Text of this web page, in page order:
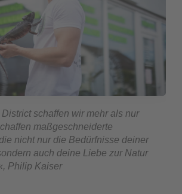
schaffen wir mehr als nur
maßgeschneiderte
nicht nur die Bedürfnisse deiner
auch deine Liebe zur Natur
Philip Kaiser